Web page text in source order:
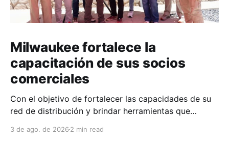
Milwaukee fortalece la
capacitación de sus socios
comerciales
Con el objetivo de fortalecer las capacidades de su
red de distribución y brindar herramientas que
técnico, Milwaukee llevó a cabo una capacitación
3 de ago. de 2026 2 min read